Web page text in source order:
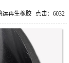
点击：6032
运再生橡胶